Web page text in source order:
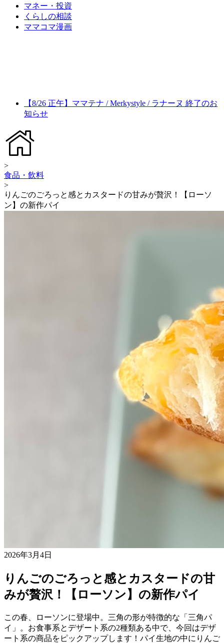
マネー・投資
くらしの相談
ママコマ漫画
【8/26 正午】ママテナ / Merkystyle / ラナーヌ 終了のお
知らせ
>
食品・飲料
>
りんごのごろっと感とカスタードの甘みが贅沢！【ローソ
ン】の新作パイ
2026年3月4日
りんごのごろっと感とカスタードの甘
みが贅沢！【ローソン】の新作パイ
この春、ローソンに登場中。三角の形が特徴的な「三角パ
イ」。お食事系とデザート系の2種類ある中で、今回はデザ
ート系の商品をピックアップします！パイ生地の中にりんご